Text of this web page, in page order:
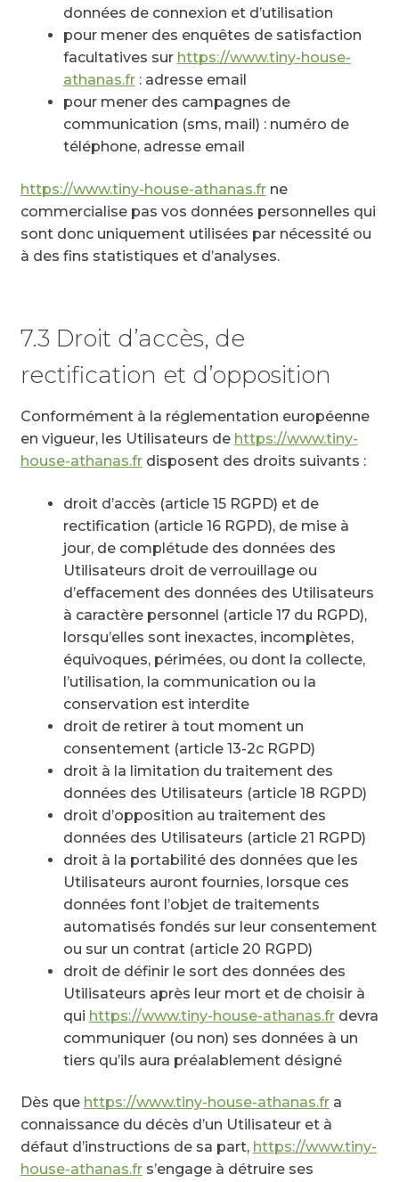
données de connexion et d’utilisation
pour mener des enquêtes de satisfaction
facultatives sur https://www.tiny-house-
athanas.fr: adresse email
pour mener des campagnes de
communication (sms, mail) : numéro de
téléphone, adresse email
https://www.tiny-house-athanas.frne
commercialise pas vos données personnelles qui
sont donc uniquement utilisées par nécessité ou
à des fins statistiques et d’analyses.
7.3 Droit d’accès, de
rectification et d’opposition
Conformément à la réglementation européenne
en vigueur, les Utilisateurs de https://www.tiny-
house-athanas.frdisposent des droits suivants :
droit d’accès (article 15 RGPD) et de
rectification (article 16 RGPD), de mise à
jour, de complétude des données des
Utilisateurs droit de verrouillage ou
d’effacement des données des Utilisateurs
à caractère personnel (article 17 du RGPD),
lorsqu’elles sont inexactes, incomplètes,
équivoques, périmées, ou dont la collecte,
l’utilisation, la communication ou la
conservation est interdite
droit de retirer à tout moment un
consentement (article 13-2c RGPD)
droit à la limitation du traitement des
données des Utilisateurs (article 18 RGPD)
droit d’opposition au traitement des
données des Utilisateurs (article 21 RGPD)
droit à la portabilité des données que les
Utilisateurs auront fournies, lorsque ces
données font l’objet de traitements
automatisés fondés sur leur consentement
ou sur un contrat (article 20 RGPD)
droit de définir le sort des données des
Utilisateurs après leur mort et de choisir à
qui https://www.tiny-house-athanas.frdevra
communiquer (ou non) ses données à un
tiers qu’ils aura préalablement désigné
Dès que https://www.tiny-house-athanas.fra
connaissance du décès d’un Utilisateur et à
défaut d’instructions de sa part, https://www.tiny-
house-athanas.frs’engage à détruire ses